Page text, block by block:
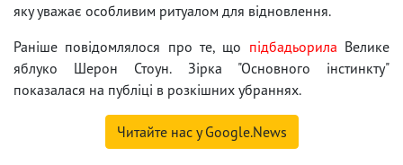
яку уважає особливим ритуалом для відновлення.
Раніше повідомлялося про те, що підбадьорила Велике
яблуко Шерон Стоун. Зірка "Основного інстинкту"
показалася на публіці в розкішних убраннях.
Читайте нас у Google.News